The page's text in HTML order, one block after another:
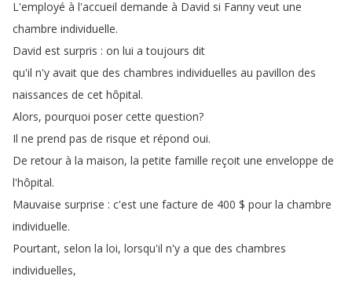
L'employé à l'accueil demande à David si Fanny veut une
chambre individuelle.
David est surpris : on lui a toujours dit
qu'il n'y avait que des chambres individuelles au pavillon des
naissances de cet hôpital.
Alors, pourquoi poser cette question?
Il ne prend pas de risque et répond oui.
De retour à la maison, la petite famille reçoit une enveloppe de
l'hôpital.
Mauvaise surprise : c'est une facture de 400 $ pour la chambre
individuelle.
Pourtant, selon la loi, lorsqu'il n'y a que des chambres
individuelles,